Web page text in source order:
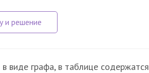
виде графа, в таблице содержатся